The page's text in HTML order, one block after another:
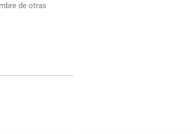
de otras